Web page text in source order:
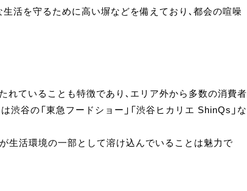
活を守るために高い塀などを備えており、都会の喧噪
ていることも特徴であり、エリア外から多数の消費者
谷の「東急フードショー」「渋谷ヒカリエ ShinQs」な
が生活環境の一部として溶け込んでいることは魅力で